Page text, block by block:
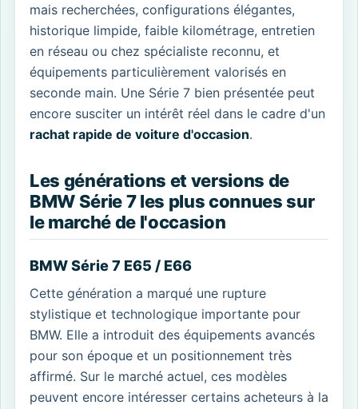
mais recherchées, configurations élégantes,
historique limpide, faible kilométrage, entretien
en réseau ou chez spécialiste reconnu, et
équipements particulièrement valorisés en
seconde main. Une Série 7 bien présentée peut
encore susciter un intérêt réel dans le cadre d'un
rachat rapide de voiture d'occasion.
Les générations et versions de
BMW Série 7 les plus connues sur
le marché de l'occasion
BMW Série 7 E65 / E66
Cette génération a marqué une rupture
stylistique et technologique importante pour
BMW. Elle a introduit des équipements avancés
pour son époque et un positionnement très
affirmé. Sur le marché actuel, ces modèles
peuvent encore intéresser certains acheteurs à la